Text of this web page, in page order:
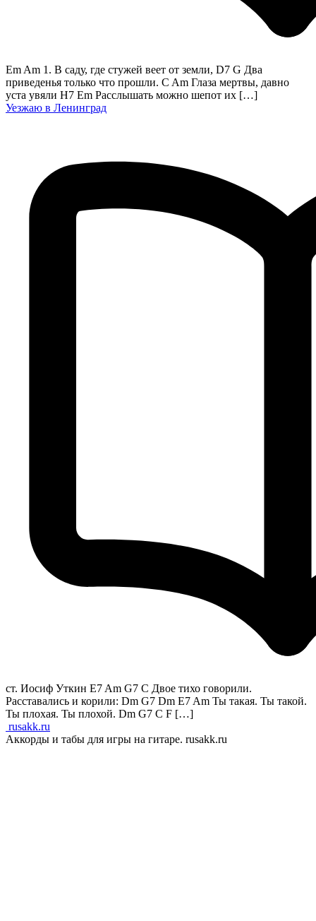
Em Am 1. В саду, где стужей веет от земли, D7 G Два
приведенья только что прошли. C Am Глаза мертвы, давно
уста увяли H7 Em Расслышать можно шепот их […]
Уезжаю в Ленинград
ст. Иосиф Уткин E7 Am G7 C Двое тихо говорили.
Расставались и корили: Dm G7 Dm E7 Am Ты такая. Ты такой.
Ты плохая. Ты плохой. Dm G7 C F […]
rusakk.ru
Аккорды и табы для игры на гитаре. rusakk.ru